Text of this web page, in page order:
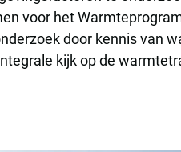
voor het
door kennis van
kijk op de